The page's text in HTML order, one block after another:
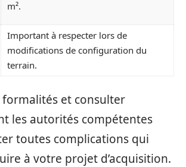
m².
Important à respecter lors de
modifications de configuration du
terrain.
formalités et consulter
les autorités compétentes
toutes complications qui
à votre projet d’acquisition.